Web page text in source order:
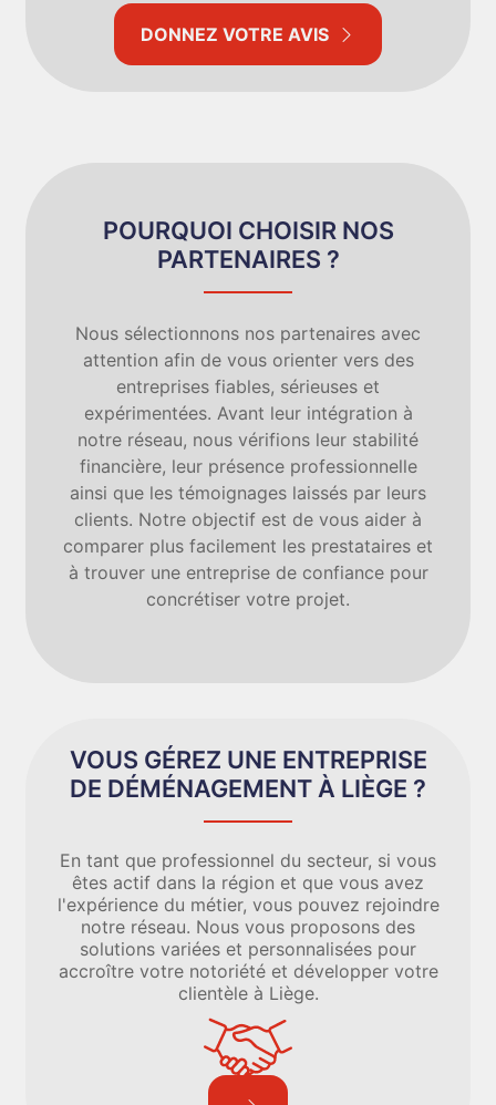
DONNEZ VOTRE AVIS
POURQUOI CHOISIR NOS
PARTENAIRES ?
Nous sélectionnons nos partenaires avec
attention afin de vous orienter vers des
entreprises fiables, sérieuses et
expérimentées. Avant leur intégration à
notre réseau, nous vérifions leur stabilité
financière, leur présence professionnelle
ainsi que les témoignages laissés par leurs
clients. Notre objectif est de vous aider à
comparer plus facilement les prestataires et
à trouver une entreprise de confiance pour
concrétiser votre projet.
VOUS GÉREZ UNE ENTREPRISE
DE DÉMÉNAGEMENT À LIÈGE ?
En tant que professionnel du secteur, si vous
êtes actif dans la région et que vous avez
l'expérience du métier, vous pouvez rejoindre
notre réseau. Nous vous proposons des
solutions variées et personnalisées pour
accroître votre notoriété et développer votre
clientèle à Liège.